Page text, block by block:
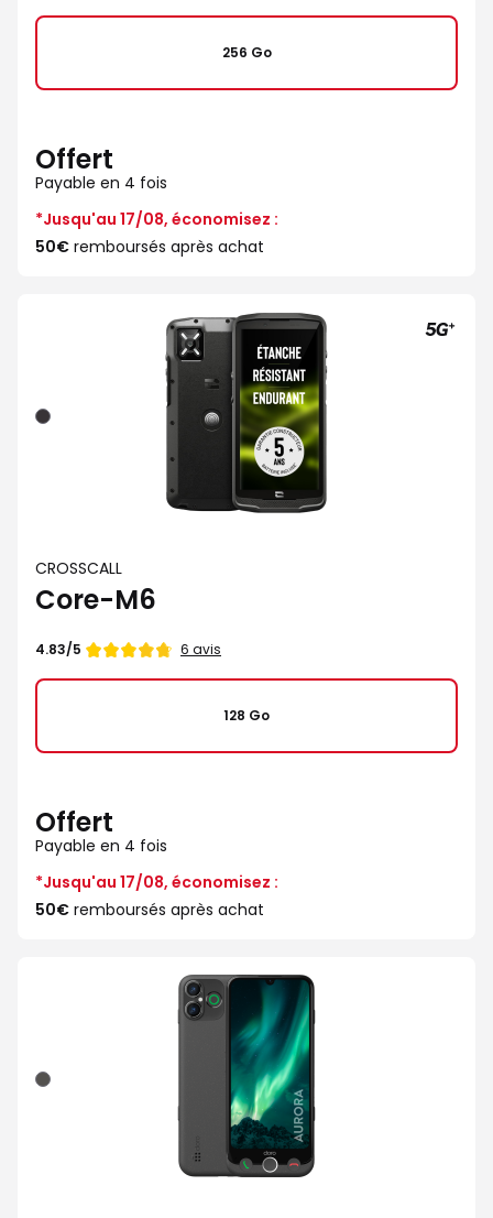
256 Go
Offert
Payable en 4 fois
*Jusqu'au 17/08, économisez :
50€ remboursés après achat
Noir
CROSSCALL
Core-M6
Note
4.83/5 6 avis
128 Go
Offert
Payable en 4 fois
*Jusqu'au 17/08, économisez :
50€ remboursés après achat
Graphite